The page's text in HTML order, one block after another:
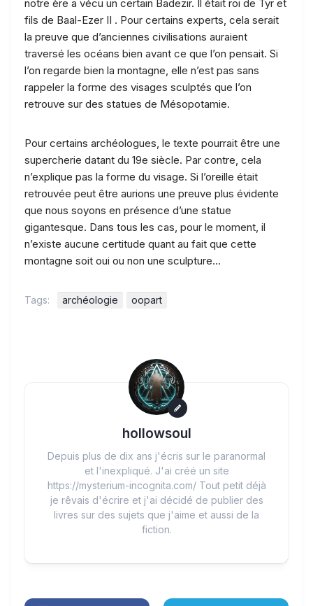
notre ère a vécu un certain Badezir. Il était roi de Tyr et
fils de Baal-Ezer II . Pour certains experts, cela serait
la preuve que d’anciennes civilisations auraient
traversé les océans bien avant ce que l’on pensait. Si
l’on regarde bien la montagne, elle n’est pas sans
rappeler la forme des visages sculptés que l’on
retrouve sur des statues de Mésopotamie.
Pour certains archéologues, le texte pourrait être une
supercherie datant du 19e siècle. Par contre, cela
n’explique pas la forme du visage. Si l’oreille était
retrouvée peut être aurions une preuve plus évidente
que nous soyons en présence d’une statue
gigantesque. Dans tous les cas, pour le moment, il
n’existe aucune certitude quant au fait que cette
montagne soit oui ou non une sculpture…
Tags: archéologie oopart
hollowsoul
Depuis plus de dix ans j'écris sur le paranormal
et l'inexpliqué. J'ai créé un site
https://mysterium-incognita.com/ Tout petit déjà
je rêvais d'écrire et j'ai décidé de publier des
livres sur des sujets que j'aime et aussi de la
fiction.